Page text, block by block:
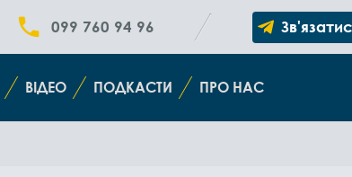
099 760 94 96
ВІДЕО ПОДКАСТИ ПРО НАС